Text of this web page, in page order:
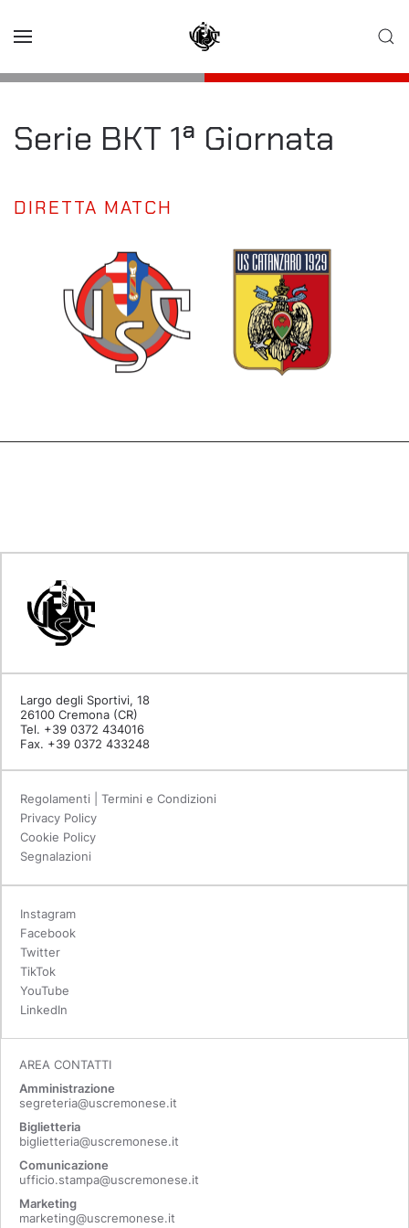
Serie BKT 1ª Giornata
DIRETTA MATCH
Largo degli Sportivi, 18
26100 Cremona (CR)
Tel. +39 0372 434016
Fax. +39 0372 433248
Regolamenti | Termini e Condizioni
Privacy Policy
Cookie Policy
Segnalazioni
Instagram
Facebook
Twitter
TikTok
YouTube
LinkedIn
AREA CONTATTI
Amministrazione
segreteria@uscremonese.it
Biglietteria
biglietteria@uscremonese.it
Comunicazione
ufficio.stampa@uscremonese.it
Marketing
marketing@uscremonese.it